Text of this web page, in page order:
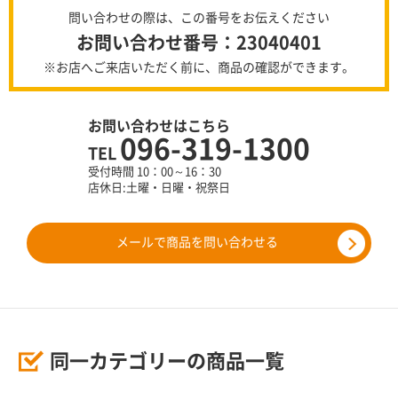
問い合わせの際は、この番号をお伝えください
お問い合わせ番号：23040401
※お店へご来店いただく前に、商品の確認ができます。
お問い合わせはこちら
TEL 096-319-1300
受付時間 10：00～16：30
店休日:土曜・日曜・祝祭日
メールで商品を問い合わせる
同一カテゴリーの商品一覧